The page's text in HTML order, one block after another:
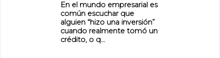
En el mundo empresarial es
común escuchar que
alguien “hizo una inversión”
cuando realmente tomó un
crédito, o q...